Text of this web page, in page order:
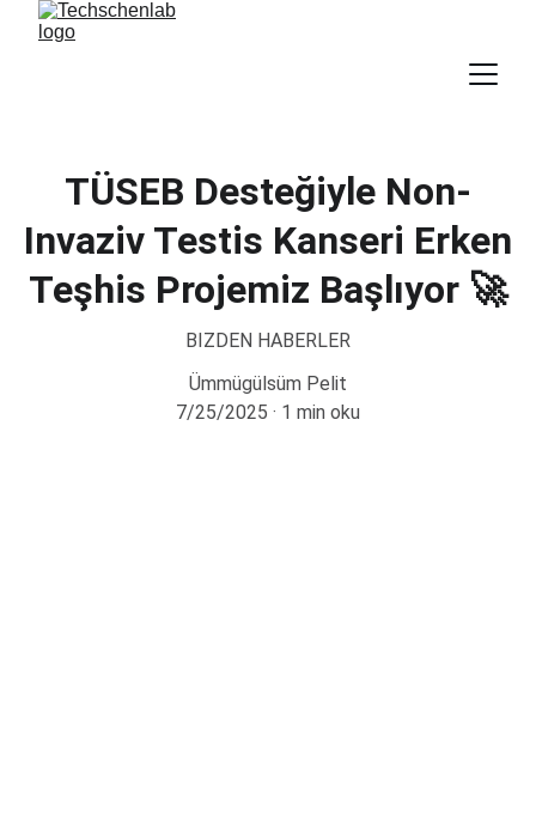
TÜSEB Desteğiyle Non-
Invaziv Testis Kanseri Erken
Teşhis Projemiz Başlıyor 🚀
BIZDEN HABERLER
Ümmügülsüm Pelit
7/25/2025
1 min oku